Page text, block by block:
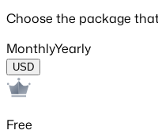
Choose the package
MonthlyYearly
USD
Free